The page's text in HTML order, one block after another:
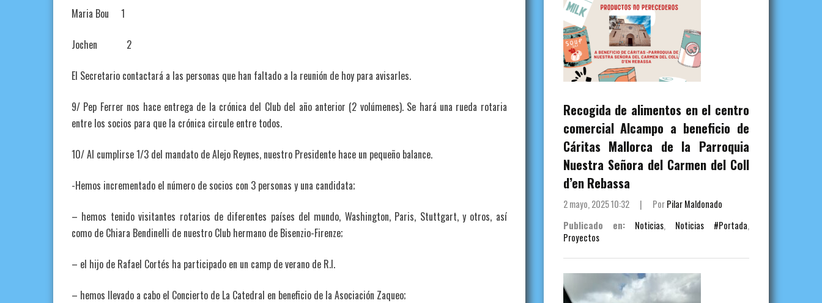
Maria Bou 1
Jochen 2
El Secretario contactará a las personas que han faltado a la reunión de hoy para avisarles.
9/ Pep Ferrer nos hace entrega de la crónica del Club del año anterior (2 volúmenes). Se hará una rueda rotaria
entre los socios para que la crónica circule entre todos.
10/ Al cumplirse 1/3 del mandato de Alejo Reynes, nuestro Presidente hace un pequeño balance.
-Hemos incrementado el número de socios con 3 personas y una candidata;
– hemos tenido visitantes rotarios de diferentes países del mundo, Washington, Paris, Stuttgart, y otros, así
como de Chiara Bendinelli de nuestro Club hermano de Bisenzio-Firenze;
– el hijo de Rafael Cortés ha participado en un camp de verano de R.I.
– hemos llevado a cabo el Concierto de La Catedral en beneficio de la Asociación Zaqueo;
Recogida de alimentos en el centro
comercial Alcampo a beneficio de
Cáritas Mallorca de la Parroquia
Nuestra Señora del Carmen del Coll
d’en Rebassa
2 mayo, 2025 10:32 | PorPilar Maldonado
Publicado en:
Noticias, Noticias #Portada,
Proyectos